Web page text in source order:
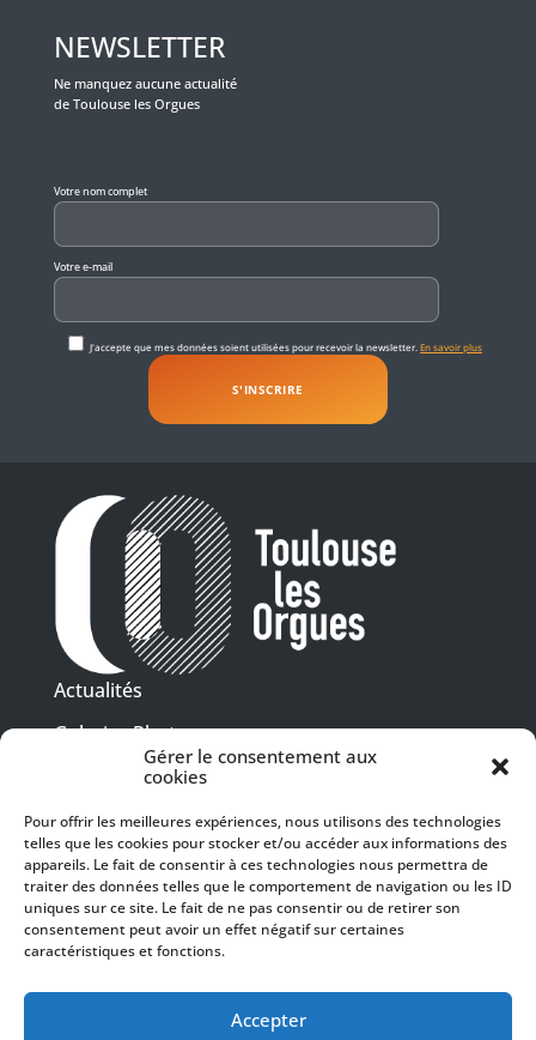
Gérer le consentement aux
cookies
Pour offrir les meilleures expériences, nous utilisons des technologies
telles que les cookies pour stocker et/ou accéder aux informations des
appareils. Le fait de consentir à ces technologies nous permettra de
traiter des données telles que le comportement de navigation ou les ID
uniques sur ce site. Le fait de ne pas consentir ou de retirer son
consentement peut avoir un effet négatif sur certaines
caractéristiques et fonctions.
Accepter
NEWSLETTER
Ne manquez aucune actualité
de Toulouse les Orgues
Votre nom complet
Votre e-mail
J'accepte que mes données soient utilisées pour recevoir la newsletter.En savoir plus
Actualités
Galeries Photos
Vidéothèque
Presse
Programme PDF
Billetterie
Recrutement
Mentions légales
SUIVEZ-NOUS